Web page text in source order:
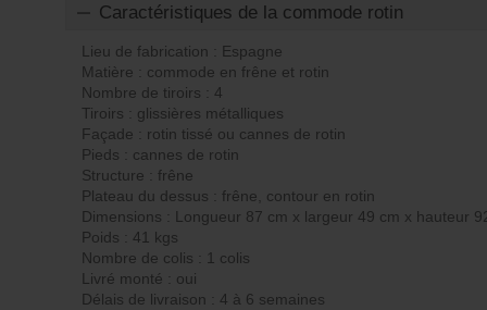
Caractéristiques de la commode rotin
Lieu de fabrication : Espagne
Matière : commode en frêne et rotin
Nombre de tiroirs : 4
Tiroirs : glissières métalliques
Façade : rotin tissé ou cannes de rotin
Pieds : cannes de rotin
Structure : frêne
Plateau du dessus : frêne, contour en rotin
Dimensions : Longueur 87 cm x largeur 49 cm x hauteur
Poids : 41 kgs
Nombre de colis : 1 colis
Livré monté : oui
Délais de livraison : 4 à 6 semaines